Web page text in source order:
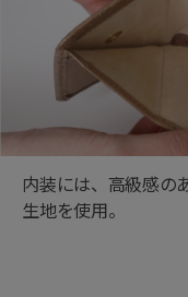
内装には、高級感の
生地を使用。